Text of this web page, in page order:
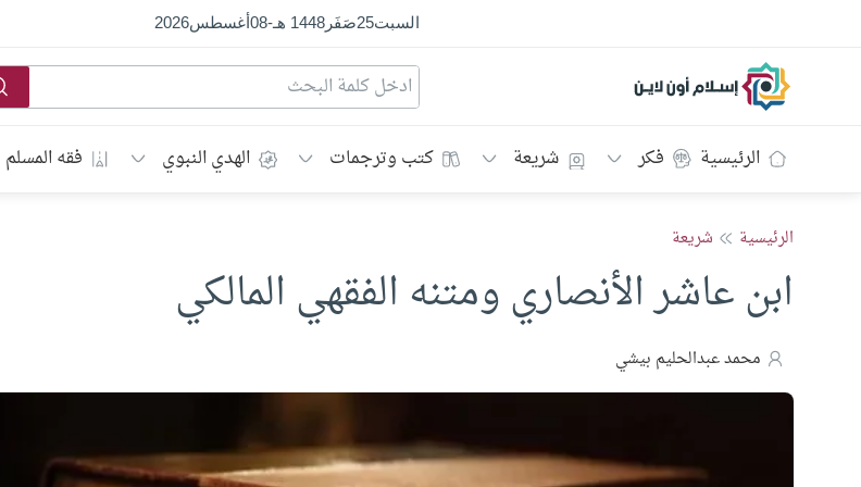
السبت25صَفَر1448 هـ -
08أغسطس2026
إسلام أون لاين
الرئيسية فكر شريعة كتب وترجمات الهدي النبوي فقه المسلم
الرئيسية شريعة
ابن عاشر الأنصاري ومتنه الفقهي المالكي
محمد عبدالحليم بيشي